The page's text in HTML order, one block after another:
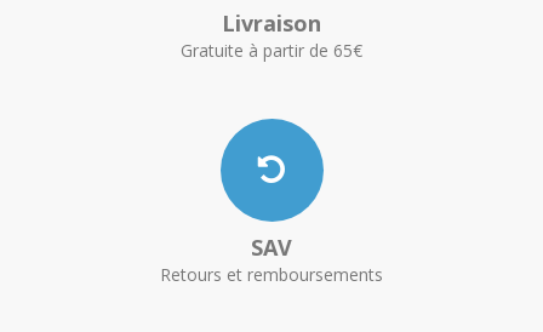
Livraison
Gratuite à partir de 65€
SAV
Retours et remboursements